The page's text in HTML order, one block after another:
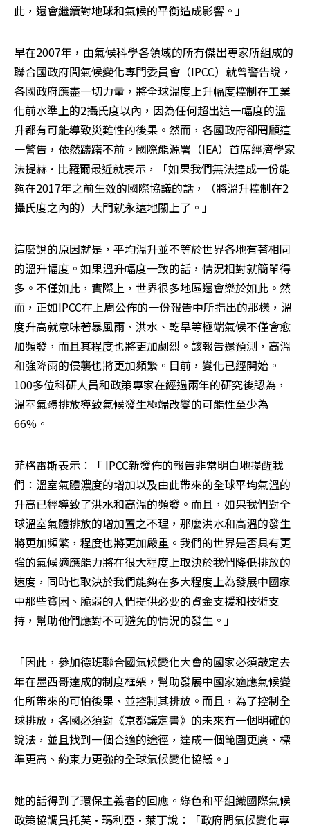
此，還會繼續對地球和氣候的平衡造成影響。」
早在2007年，由氣候科學各領域的所有傑出專家所組成的
聯合國政府間氣候變化專門委員會（IPCC）就曾警告說，
各國政府應盡一切力量，將全球溫度上升幅度控制在工業
化前水準上的2攝氏度以內，因為任何超出這一幅度的溫
升都有可能導致災難性的後果。然而，各國政府卻罔顧這
一警告，依然躊躇不前。國際能源署（IEA）首席經濟學家
法提赫•比羅爾最近就表示，「如果我們無法達成一份能
夠在2017年之前生效的國際協議的話，（將溫升控制在2
攝氏度之內的）大門就永遠地關上了。」
這麼說的原因就是，平均溫升並不等於世界各地有著相同
的溫升幅度。如果溫升幅度一致的話，情況相對就簡單得
多。不僅如此，實際上，世界很多地區還會樂於如此。然
而，正如IPCC在上周公佈的一份報告中所指出的那樣，溫
度升高就意味著暴風雨、洪水、乾旱等極端氣候不僅會愈
加頻發，而且其程度也將更加劇烈。該報告還預測，高溫
和強降雨的侵襲也將更加頻繁。目前，變化已經開始。
100多位科研人員和政策專家在經過兩年的研究後認為，
溫室氣體排放導致氣候發生極端改變的可能性至少為
66%。
菲格雷斯表示：「 IPCC新發佈的報告非常明白地提醒我
們：溫室氣體濃度的增加以及由此帶來的全球平均氣溫的
升高已經導致了洪水和高溫的頻發。而且，如果我們對全
球溫室氣體排放的增加置之不理，那麼洪水和高溫的發生
將更加頻繁，程度也將更加嚴重。我們的世界是否具有更
強的氣候適應能力將在很大程度上取決於我們降低排放的
速度，同時也取決於我們能夠在多大程度上為發展中國家
中那些貧困、脆弱的人們提供必要的資金支援和技術支
持，幫助他們應對不可避免的情況的發生。」
「因此，參加德班聯合國氣候變化大會的國家必須敲定去
年在墨西哥達成的制度框架，幫助發展中國家適應氣候變
化所帶來的可怕後果、並控制其排放。而且，為了控制全
球排放，各國必須對《京都議定書》的未來有一個明確的
說法，並且找到一個合適的途徑，達成一個範圍更廣、標
準更高、約束力更強的全球氣候變化協議。」
她的話得到了環保主義者的回應。綠色和平組織國際氣候
政策協調員托芙•瑪利亞•萊丁說：「政府間氣候變化專